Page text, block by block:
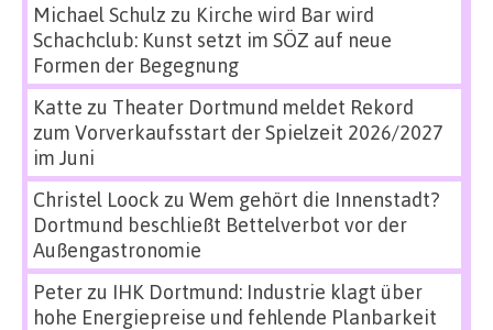
Michael Schulz zu Kirche wird Bar wird
Schachclub: Kunst setzt im SÖZ auf neue
Formen der Begegnung
Katte zu Theater Dortmund meldet Rekord
zum Vorverkaufsstart der Spielzeit 2026/2027
im Juni
Christel Loock zu Wem gehört die Innenstadt?
Dortmund beschließt Bettelverbot vor der
Außengastronomie
Peterzu IHK Dortmund: Industrie klagt über
hohe Energiepreise und fehlende Planbarkeit